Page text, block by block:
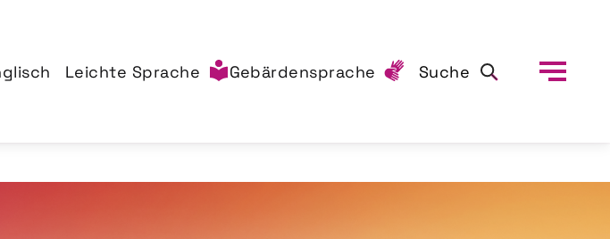
Leichte Sprache Gebärdensprache Suche